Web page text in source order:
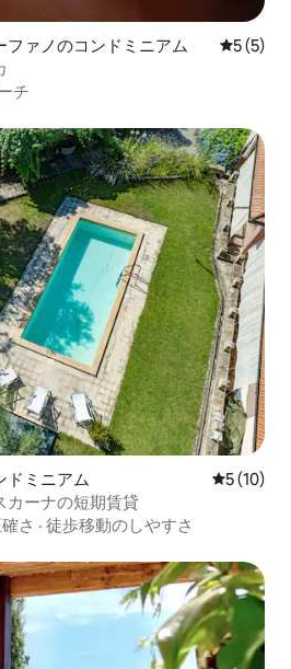
ァノのコンドミニアム レビュー
5 (5)
チ
ドミニアム レビュー
5 (10)
カーナの短期賃貸
さ · 徒歩移動のしやすさ